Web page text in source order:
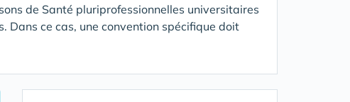
de Santé pluriprofessionnelles universitaires
Dans ce cas, une convention spécifique doit